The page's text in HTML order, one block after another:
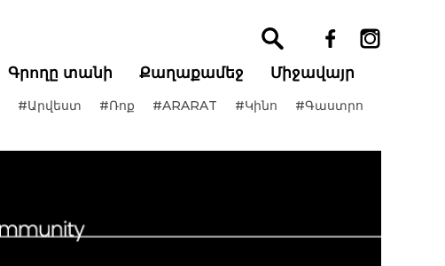
Գրողը տանի Քաղաքամեջ Միջավայր
#Արվեստ #Ռոք #ARARAT #Կինո #Գաստրո